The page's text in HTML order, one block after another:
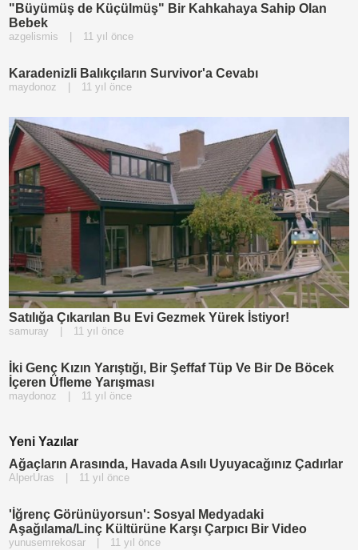
"Büyümüş de Küçülmüş" Bir Kahkahaya Sahip Olan
Bebek
azgelismis 11 yıl önce
Karadenizli Balıkçıların Survivor'a Cevabı
maydonoz 11 yıl önce
Satılığa Çıkarılan Bu Evi Gezmek Yürek İstiyor!
samuray 11 yıl önce
İki Genç Kızın Yarıştığı, Bir Şeffaf Tüp Ve Bir De Böcek
İçeren Üfleme Yarışması
maydonoz 11 yıl önce
Yeni Yazılar
Ağaçların Arasında, Havada Asılı Uyuyacağınız Çadırlar
AlperUras 11 yıl önce
'İğrenç Görünüyorsun': Sosyal Medyadaki
Aşağılama/Linç Kültürüne Karşı Çarpıcı Bir Video
yunusemrekosar 11 yıl önce